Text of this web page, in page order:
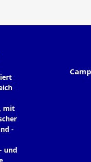
mit
-
und